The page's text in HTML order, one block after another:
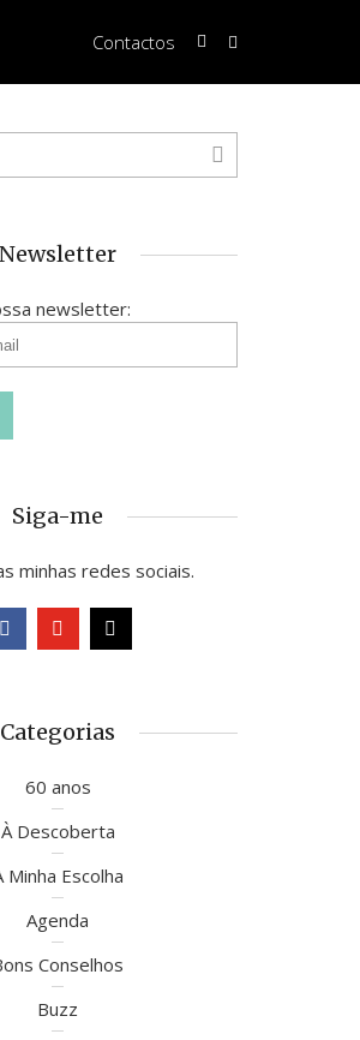
Contactos
Newsletter
newsletter:
Siga-me
minhas redes sociais.
Categorias
60 anos
À Descoberta
Minha Escolha
Agenda
Conselhos
Buzz